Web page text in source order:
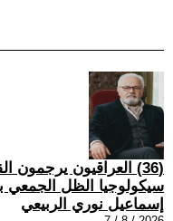
(36) العراقيون يرجمون
سيكولوجيا الظل الجمعي
إسماعيل نوري الربيعي